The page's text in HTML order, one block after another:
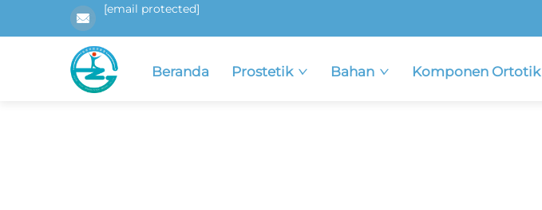
[email protected]
Beranda Prostetik Bahan Komponen Ortotik